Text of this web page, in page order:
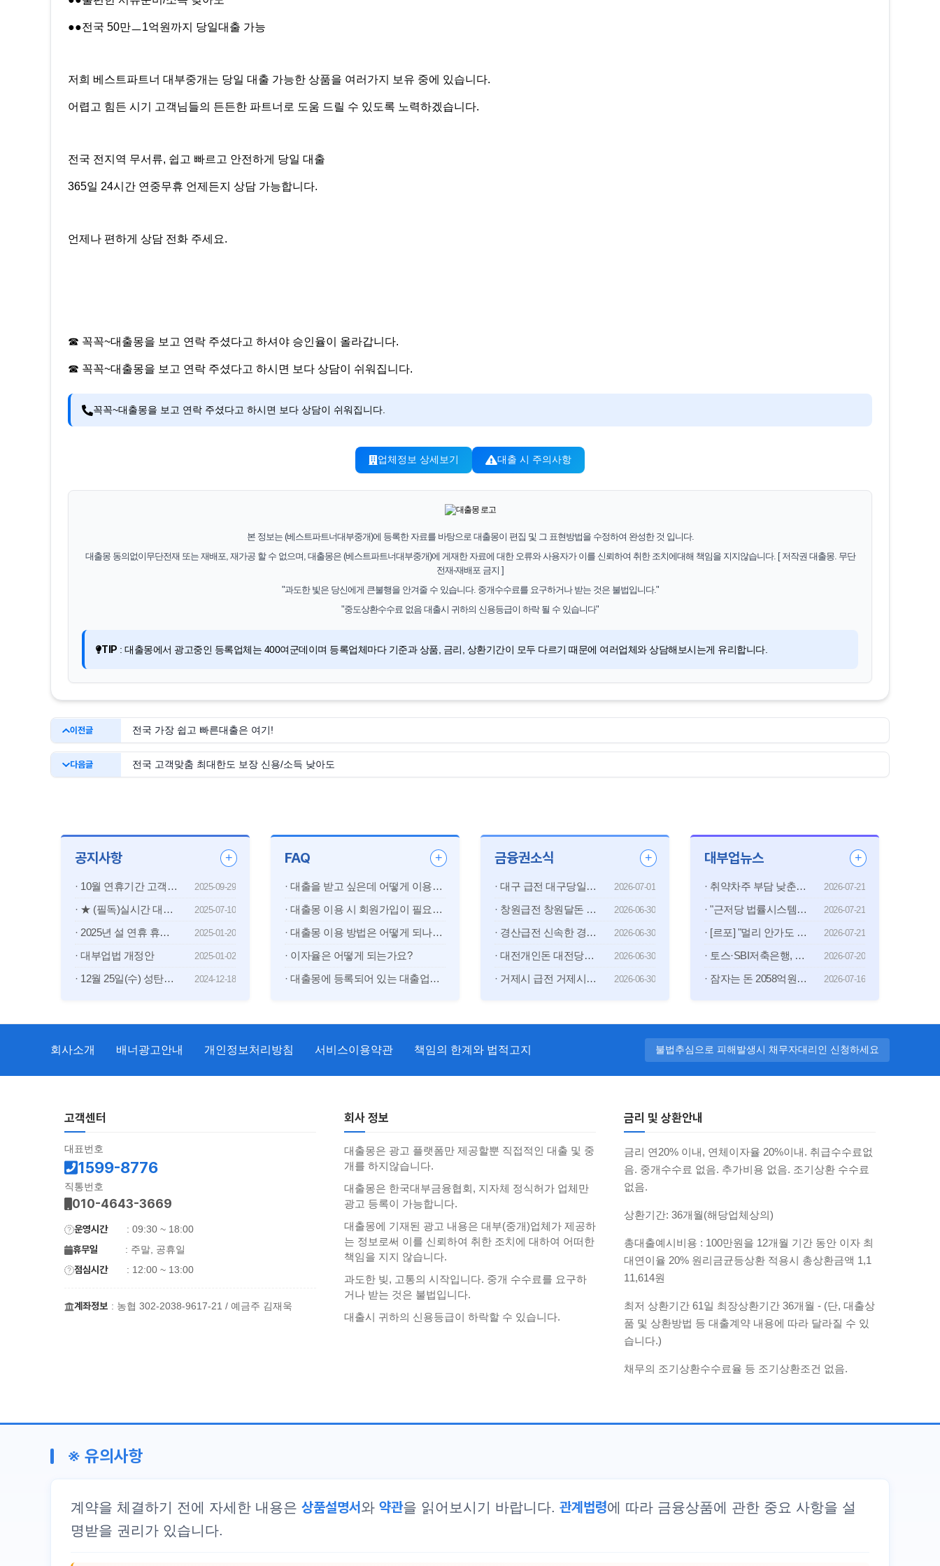
●●전국 50만ㅡ1억원까지 당일대출 가능
저희 베스트파트너 대부중개는 당일 대출 가능한 상품을 여러가지 보유 중에 있습니다.
어렵고 힘든 시기 고객님들의 든든한 파트너로 도움 드릴 수 있도록 노력하겠습니다.
전국 전지역 무서류, 쉽고 빠르고 안전하게 당일 대출
365일 24시간 연중무휴 언제든지 상담 가능합니다.
언제나 편하게 상담 전화 주세요.
☎ 꼭꼭~대출몽을 보고 연락 주셨다고 하셔야 승인율이 올라갑니다.
☎ 꼭꼭~대출몽을 보고 연락 주셨다고 하시면 보다 상담이 쉬워집니다.
꼭꼭~대출몽을 보고 연락 주셨다고 하시면 보다 상담이 쉬워집니다.
업체정보 상세보기 대출 시 주의사항
본 정보는 (베스트파트너대부중개)에 등록한 자료를 바탕으로 대출몽이 편집 및 그 표현방법을 수정하여 완성한 것 입니다.
대출몽 동의없이무단전재 또는 재배포, 재가공 할 수 없으며, 대출몽은 (베스트파트너대부중개)에 게재한 자료에 대한 오류와 사용자가 이를 신뢰하여 취한 조치에대해 책임을 지지않습니다. [ 저작권 대출몽. 무단
전재-재배포 금지 ]
"과도한 빛은 당신에게 큰불행을 안겨줄 수 있습니다. 중개수수료를 요구하거나 받는 것은 불법입니다."
"중도상환수수료 없음 대출시 귀하의 신용등급이 하락 될 수 있습니다"
TIP : 대출몽에서 광고중인 등록업체는 400여군데이며 등록업체마다 기준과 상품, 금리, 상환기간이 모두 다르기 때문에 여러업체와 상담해보시는게 유리합니다.
이전글 전국 가장 쉽고 빠른대출은 여기!
다음글 전국 고객맞춤 최대한도 보장 신용/소득 낮아도
공지사항
· 10월 연휴기간 고객센터 휴무 안내 2025-09-29
· ★ (필독)실시간 대출문의 서비스 종료 ★ 2025-07-10
· 2025년 설 연휴 휴무 공지안내 2025-01-20
· 대부업법 개정안 2025-01-02
· 12월 25일(수) 성탄절 휴무일 공지 안내 2024-12-18
+ FAQ
· 대출을 받고 싶은데 어떻게 이용하나요?
· 대출몽 이용 시 회원가입이 필요한가요?
· 대출몽 이용 방법은 어떻게 되나요?
· 이자율은 어떻게 되는가요?
· 대출몽에 등록되어 있는 대출업체는 정식허가 업체인가요?
+ 금융권소식
· 대구 급전 대구당일대출 대구소액대출 대구개인돈 대구신불자대출 대구연체자대출 확인 전 비교사항 2026-07-01
· 창원급전 창원달돈 창원신불자대출 창원연체자대출과 대부업대출 2026-06-30
· 경산급전 신속한 경산사업자대출 및 지역 대출 정보 안내 2026-06-30
· 대전개인돈 대전당일대출 대전소액대출 대전월변대출 대전일수대출 2026-06-30
· 거제시 급전 거제시에서 자금이 필요할 때 살펴볼 당일대출·소액대출 안내 2026-06-30
+ 대부업뉴스
· 취약차주 부담 낮춘다…은행권 상생금융 '장기 상환' 중심 재편 2026-07-21
· "근저당 법률시스템 만들어줘"…KB, 개발자 10명 몫 AI가 한다 2026-07-21
· [르포] "멀리 안가도 되니 좋네요"…농촌 우체국이 4대은행 대출창구로 2026-07-21
· 토스·SBI저축은행, 중금리 대출 첫 선 2026-07-20
· 잠자는 돈 2058억원 주인 찾았다… 서금원, 휴면예금 지급 '역대 최대' 2026-07-16
+
회사소개 배너광고안내 개인정보처리방침 서비스이용약관 책임의 한계와 법적고지 불법추심으로 피해발생시 채무자대리인 신청하세요
고객센터
대표번호
1599-8776
직통번호
010-4643-3669
운영시간
: 09:30 ~ 18:00
휴무일
: 주말, 공휴일
점심시간
: 12:00 ~ 13:00
계좌정보 : 농협 302-2038-9617-21 / 예금주 김재욱
회사 정보
대출몽은 광고 플랫폼만 제공할뿐 직접적인 대출 및 중
개를 하지않습니다.
대출몽은 한국대부금융협회, 지자체 정식허가 업체만
광고 등록이 가능합니다.
대출몽에 기재된 광고 내용은 대부(중개)업체가 제공하
는 정보로써 이를 신뢰하여 취한 조치에 대하여 어떠한
책임을 지지 않습니다.
과도한 빚, 고통의 시작입니다. 중개 수수료를 요구하
거나 받는 것은 불법입니다.
대출시 귀하의 신용등급이 하락할 수 있습니다.
금리 및 상환안내
금리 연20% 이내, 연체이자율 20%이내. 취급수수료없
음. 중개수수료 없음. 추가비용 없음. 조기상환 수수료
없음.
상환기간: 36개월(해당업체상의)
총대출예시비용 : 100만원을 12개월 기간 동안 이자 최
대연이율 20% 원리금균등상환 적용시 총상환금액 1,1
11,614원
최저 상환기간 61일 최장상환기간 36개월 - (단, 대출상
품 및 상환방법 등 대출계약 내용에 따라 달라질 수 있
습니다.)
채무의 조기상환수수료율 등 조기상환조건 없음.
※ 유의사항
계약을 체결하기 전에 자세한 내용은 상품설명서 와 약관을 읽어보시기 바랍니다. 관계법령에 따라 금융상품에 관한 중요 사항을 설
명받을 권리가 있습니다.